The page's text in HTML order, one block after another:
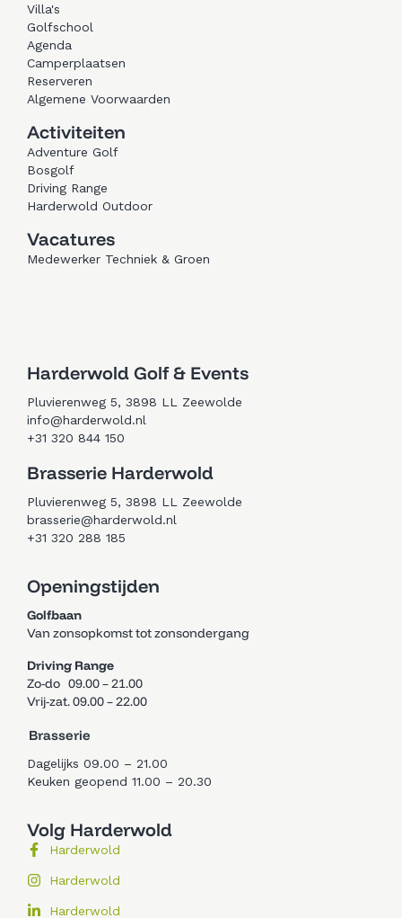
Villa's
Golfschool
Agenda
Camperplaatsen
Reserveren
Algemene Voorwaarden
Activiteiten
Adventure Golf
Bosgolf
Driving Range
Harderwold Outdoor
Vacatures
Medewerker Techniek & Groen
Harderwold Golf & Events
Pluvierenweg 5, 3898 LL Zeewolde
info@harderwold.nl
+31 320 844 150
Brasserie Harderwold
Pluvierenweg 5, 3898 LL Zeewolde
brasserie@harderwold.nl
+31 320 288 185
Openingstijden
Golfbaan
Van zonsopkomst tot zonsondergang
Driving Range
Zo-do 09.00 – 21.00
Vrij-zat. 09.00 – 22.00
Brasserie
Dagelijks 09.00 – 21.00
Keuken geopend 11.00 – 20.30
Volg Harderwold
Harderwold
Harderwold
Harderwold